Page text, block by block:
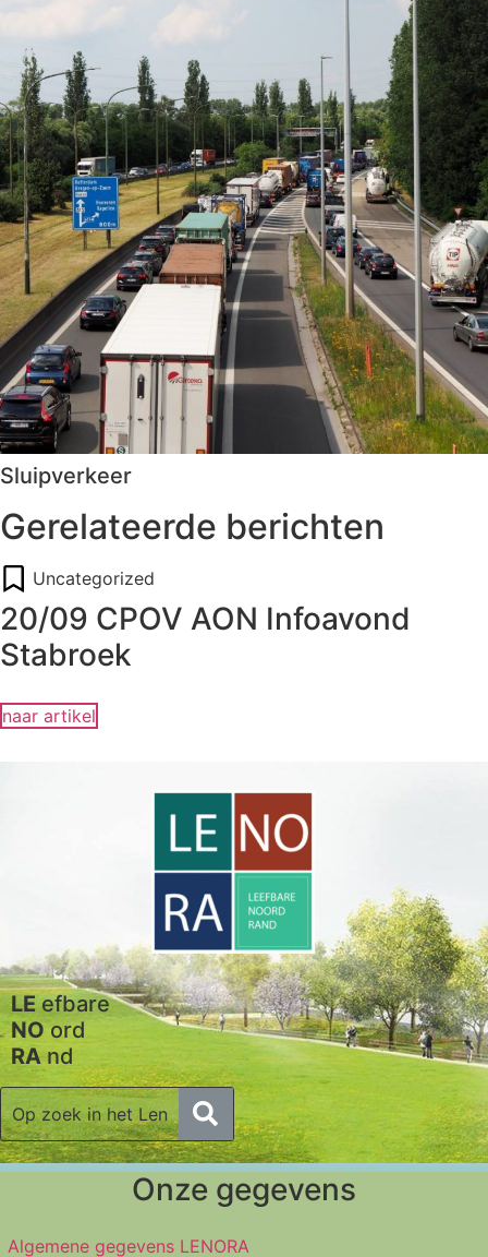
Sluipverkeer
Gerelateerde berichten
Uncategorized
20/09 CPOV AON Infoavond
Stabroek
naar artikel
LEefbare
NOord
RAnd
Onze gegevens
Algemene gegevens LENORA